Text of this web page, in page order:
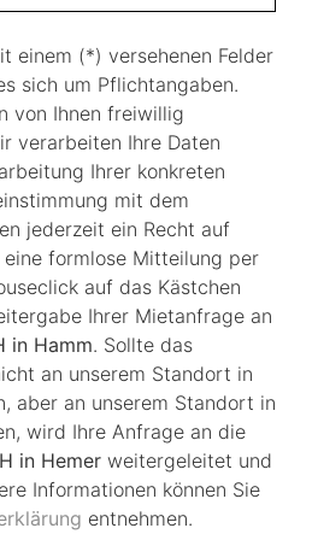
einem (*) versehenen Felder
sich um Pflichtangaben.
von Ihnen freiwillig
verarbeiten Ihre Daten
Ihrer konkreten
mit dem
jederzeit ein Recht auf
formlose Mitteilung per
auf das Kästchen
Ihrer Mietanfrage an
in Hamm. Sollte das
an unserem Standort in
aber an unserem Standort in
wird Ihre Anfrage an die
in Hemer weitergeleitet und
Informationen können Sie
entnehmen.